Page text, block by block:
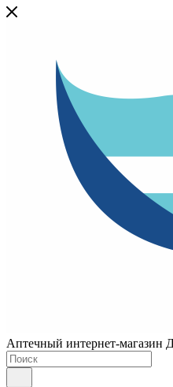
Аптечный интернет-магазин